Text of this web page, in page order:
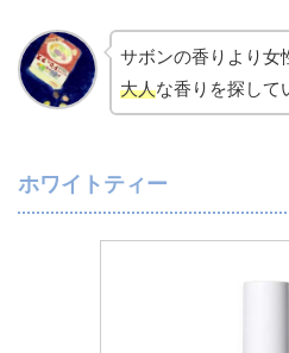
サボンの香りより女
大人な香りを探して
ホワイトティー